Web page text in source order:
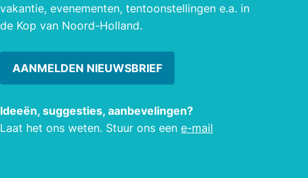
vakantie, evenementen, tentoonstellingen e.a. in
de Kop van Noord-Holland.
AANMELDEN NIEUWSBRIEF
Ideeën, suggesties, aanbevelingen?
Laat het ons weten. Stuur ons een e-mail